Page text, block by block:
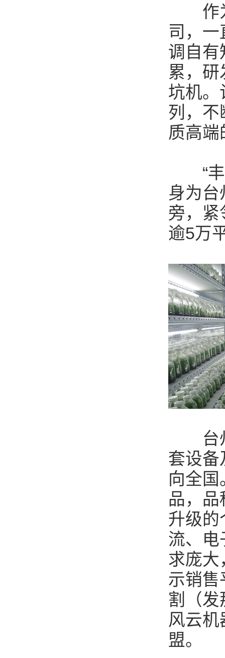
作为
司，
调自有
累，
坑机。
列，不
质高端
“丰
身为台
旁，紧
逾5万
台州
套设备
向全
品，品
升级的
流、电
求庞大
示销售
割（发
风云机
盟。